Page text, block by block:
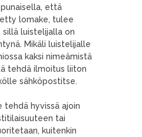
että
lomake, tulee
luistelijalla on
Mikäli luistelijalle
kaksi nimeämistä
tehdä ilmoitus liiton
sähköpostitse.
tehdä hyvissä ajoin
tai
kuitenkin